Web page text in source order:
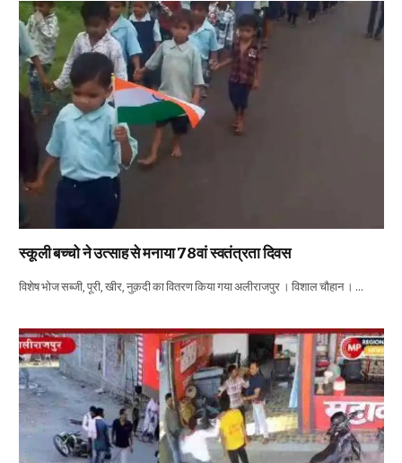
स्कूली बच्चो ने उत्साह से मनाया 78वां स्वतंत्रता दिवस
विशेष भोज सब्जी, पूरी, खीर, नुक़दी का वितरण किया गया अलीराजपुर । विशाल चौहान । …